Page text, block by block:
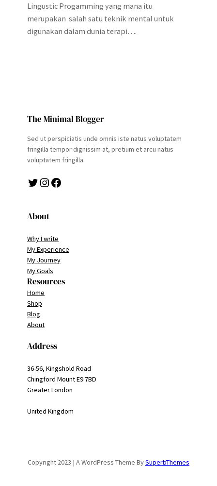
Lingustic Progamming yang mana itu
merupakan salah satu teknik mental untuk
digunakan dalam dunia terapi….
The Minimal Blogger
Sed ut perspiciatis unde omnis iste natus voluptatem
fringilla tempor dignissim at, pretium et arcu natus
voluptatem fringilla.
Twitter Instagram Facebook
About
Why I write
My Experience
My Journey
My Goals
Resources
Home
Shop
Blog
About
Address
36-56, Kingshold Road
Chingford Mount E9 7BD
Greater London
United Kingdom
Copyright 2023 | A WordPress Theme BySuperbThemes